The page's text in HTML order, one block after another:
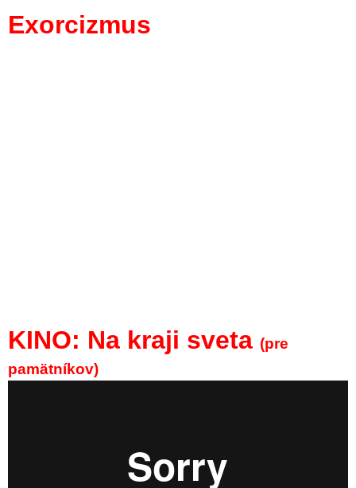
Exorcizmus
KINO: Na kraji sveta (pre
pamätníkov)